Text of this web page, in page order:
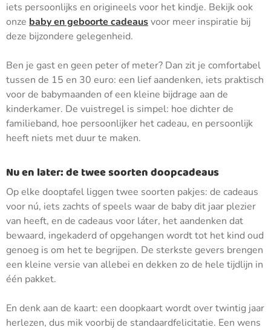
iets persoonlijks en origineels voor het kindje. Bekijk ook
onze baby en geboorte cadeausvoor meer inspiratie bij
deze bijzondere gelegenheid.
Ben je gast en geen peter of meter? Dan zit je comfortabel
tussen de 15 en 30 euro: een lief aandenken, iets praktisch
voor de babymaanden of een kleine bijdrage aan de
kinderkamer. De vuistregel is simpel: hoe dichter de
familieband, hoe persoonlijker het cadeau, en persoonlijk
heeft niets met duur te maken.
Nu en later: de twee soorten doopcadeaus
Op elke dooptafel liggen twee soorten pakjes: de cadeaus
voor nú, iets zachts of speels waar de baby dit jaar plezier
van heeft, en de cadeaus voor láter, het aandenken dat
bewaard, ingekaderd of opgehangen wordt tot het kind oud
genoeg is om het te begrijpen. De sterkste gevers brengen
een kleine versie van allebei en dekken zo de hele tijdlijn in
één pakket.
En denk aan de kaart: een doopkaart wordt over twintig jaar
herlezen, dus mik voorbij de standaardfelicitatie. Een wens